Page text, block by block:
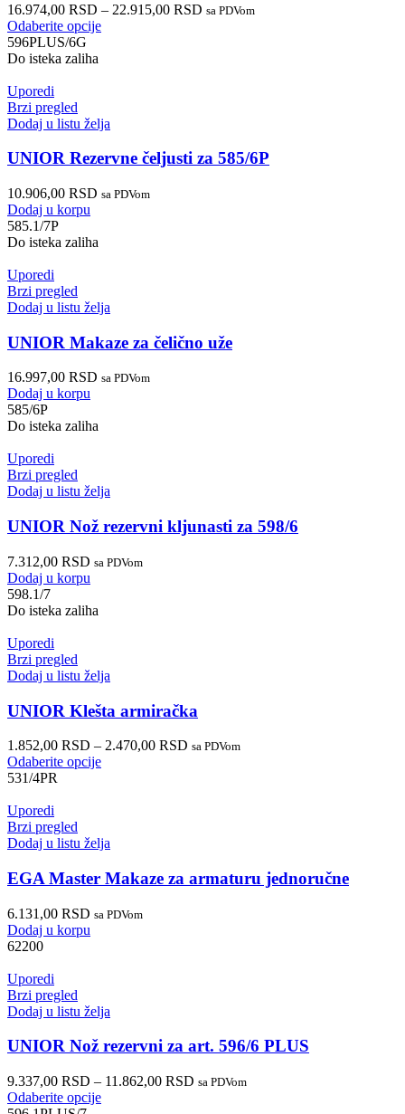
16.974,00 RSD – 22.915,00 RSD sa PDVom
Odaberite opcije
596PLUS/6G
Do isteka zaliha
Uporedi
Brzi pregled
Dodaj u listu želja
UNIOR Rezervne čeljusti za 585/6P
10.906,00 RSD sa PDVom
Dodaj u korpu
585.1/7P
Do isteka zaliha
Uporedi
Brzi pregled
Dodaj u listu želja
UNIOR Makaze za čelično uže
16.997,00 RSD sa PDVom
Dodaj u korpu
585/6P
Do isteka zaliha
Uporedi
Brzi pregled
Dodaj u listu želja
UNIOR Nož rezervni kljunasti za 598/6
7.312,00 RSD sa PDVom
Dodaj u korpu
598.1/7
Do isteka zaliha
Uporedi
Brzi pregled
Dodaj u listu želja
UNIOR Klešta armiračka
1.852,00 RSD – 2.470,00 RSD sa PDVom
Odaberite opcije
531/4PR
Uporedi
Brzi pregled
Dodaj u listu želja
EGA Master Makaze za armaturu jednoručne
6.131,00 RSD sa PDVom
Dodaj u korpu
62200
Uporedi
Brzi pregled
Dodaj u listu želja
UNIOR Nož rezervni za art. 596/6 PLUS
9.337,00 RSD – 11.862,00 RSD sa PDVom
Odaberite opcije